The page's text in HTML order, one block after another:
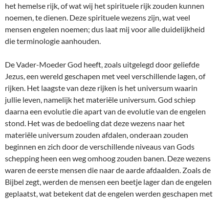
het hemelse rijk, of wat wij het spirituele rijk zouden kunnen
noemen, te dienen. Deze spirituele wezens zijn, wat veel
mensen engelen noemen; dus laat mij voor alle duidelijkheid
die terminologie aanhouden.
De Vader-Moeder God heeft, zoals uitgelegd door geliefde
Jezus, een wereld geschapen met veel verschillende lagen, of
rijken. Het laagste van deze rijken is het universum waarin
jullie leven, namelijk het materiële universum. God schiep
daarna een evolutie die apart van de evolutie van de engelen
stond. Het was de bedoeling dat deze wezens naar het
materiële universum zouden afdalen, onderaan zouden
beginnen en zich door de verschillende niveaus van Gods
schepping heen een weg omhoog zouden banen. Deze wezens
waren de eerste mensen die naar de aarde afdaalden. Zoals de
Bijbel zegt, werden de mensen een beetje lager dan de engelen
geplaatst, wat betekent dat de engelen werden geschapen met